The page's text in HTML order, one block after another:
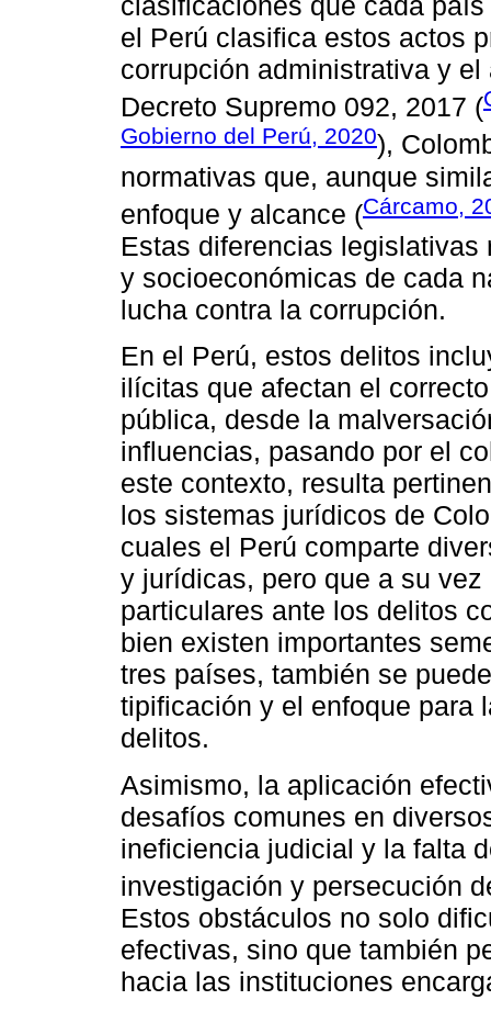
el Perú clasifica estos actos
corrupción administrativa y
Decreto Supremo 092, 2017 (
Gobierno del Perú, 2020),
normativas que, aunque
enfoque y alcance (Cárcamo,
Estas diferencias
y socioeconómicas de cada
lucha contra la corrupción.
En el Perú, estos delitos
ilícitas que afectan el
pública, desde la
influencias, pasando por el
este contexto, resulta
los sistemas jurídicos de
cuales el Perú comparte
y jurídicas, pero que a su
particulares ante los delitos
bien existen importantes
tres países, también se
tipificación y el enfoque para
delitos.
Asimismo, la aplicación
desafíos comunes en
ineficiencia judicial y la falta
investigación y persecución
Estos obstáculos no solo
efectivas, sino que también
hacia las instituciones